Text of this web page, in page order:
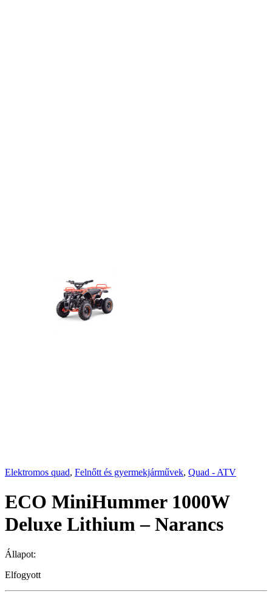
Elektromos quad, Felnőtt és gyermekjárművek, Quad - ATV
ECO MiniHummer 1000W
Deluxe Lithium – Narancs
Állapot:
Elfogyott